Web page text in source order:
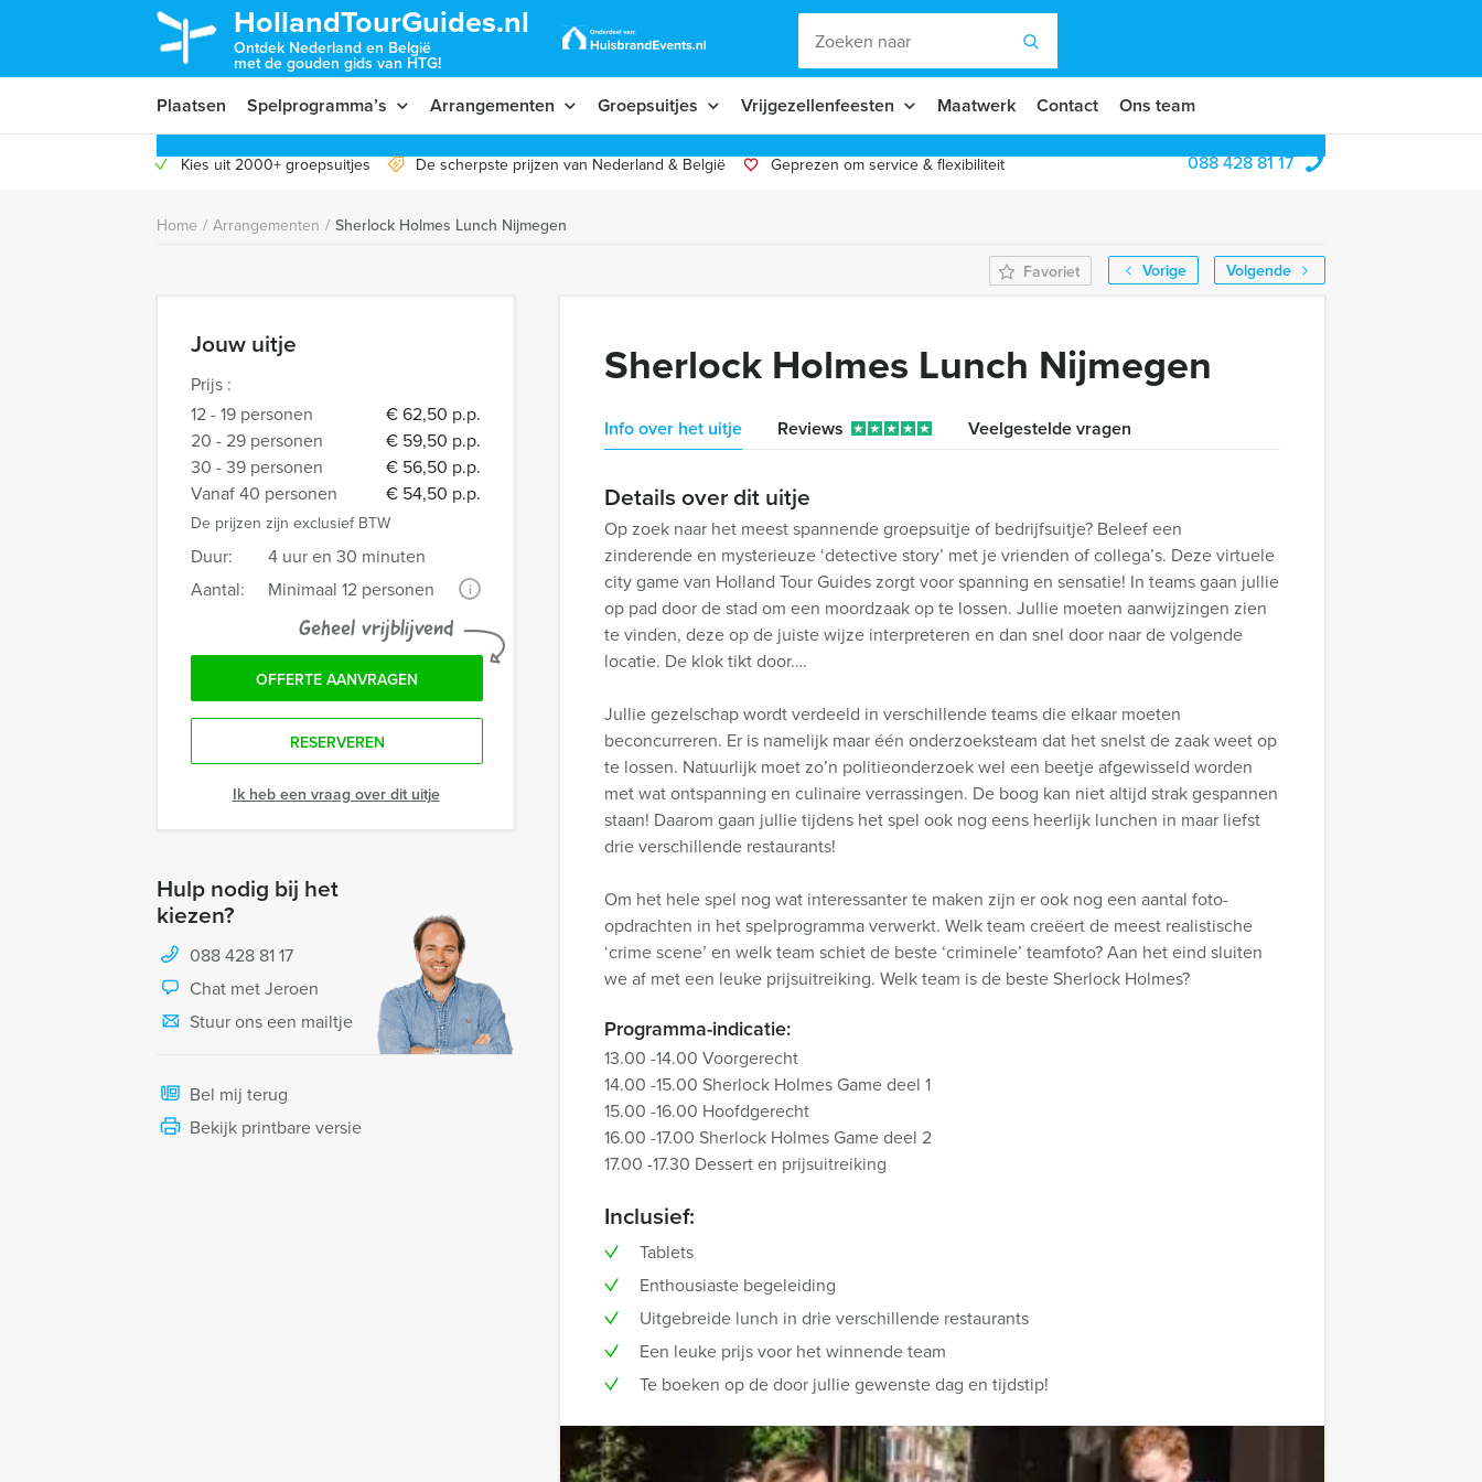
HollandTourGuides.nl
Ontdek Nederland en België
met de gouden gids van HTG!
Plaatsen Spelprogramma’s Arrangementen Groepsuitjes Vrijgezellenfeesten Maatwerk Contact Ons team
Kies uit 2000+ groepsuitjes De scherpste prijzen van Nederland & België Geprezen om service & flexibiliteit 088 428 81 17
Home / Arrangementen / Sherlock Holmes Lunch Nijmegen
Vorige Volgende
Favoriet
Jouw uitje
Prijs :
12 - 19 personen
€ 62,50 p.p.
20 - 29 personen
€ 59,50 p.p.
30 - 39 personen
€ 56,50 p.p.
Vanaf 40 personen
€ 54,50 p.p.
De prijzen zijn exclusief BTW
Duur:
4 uur en 30 minuten
Aantal:
Minimaal 12 personen i
Geheel vrijblijvend
OFFERTE AANVRAGEN
RESERVEREN
Ik heb een vraag over dit uitje
Hulp nodig bij het
kiezen?
088 428 81 17
Chat met Jeroen
Stuur ons een mailtje
Bel mij terug
Bekijk printbare versie
Sherlock Holmes Lunch Nijmegen
Info over het uitje Reviews Veelgestelde vragen
Details over dit uitje
Op zoek naar het meest spannende groepsuitje of bedrijfsuitje? Beleef een
zinderende en mysterieuze ‘detective story’ met je vrienden of collega’s. Deze virtuele
city game van Holland Tour Guides zorgt voor spanning en sensatie! In teams gaan jullie
op pad door de stad om een moordzaak op te lossen. Jullie moeten aanwijzingen zien
te vinden, deze op de juiste wijze interpreteren en dan snel door naar de volgende
locatie. De klok tikt door….
Jullie gezelschap wordt verdeeld in verschillende teams die elkaar moeten
beconcurreren. Er is namelijk maar één onderzoeksteam dat het snelst de zaak weet op
te lossen. Natuurlijk moet zo’n politieonderzoek wel een beetje afgewisseld worden
met wat ontspanning en culinaire verrassingen. De boog kan niet altijd strak gespannen
staan! Daarom gaan jullie tijdens het spel ook nog eens heerlijk lunchen in maar liefst
drie verschillende restaurants!
Om het hele spel nog wat interessanter te maken zijn er ook nog een aantal foto-
opdrachten in het spelprogramma verwerkt. Welk team creëert de meest realistische
‘crime scene’ en welk team schiet de beste ‘criminele’ teamfoto? Aan het eind sluiten
we af met een leuke prijsuitreiking. Welk team is de beste Sherlock Holmes?
Programma-indicatie:
13.00 -14.00 Voorgerecht
14.00 -15.00 Sherlock Holmes Game deel 1
15.00 -16.00 Hoofdgerecht
16.00 -17.00 Sherlock Holmes Game deel 2
17.00 -17.30 Dessert en prijsuitreiking
Inclusief:
Tablets
Enthousiaste begeleiding
Uitgebreide lunch in drie verschillende restaurants
Een leuke prijs voor het winnende team
Te boeken op de door jullie gewenste dag en tijdstip!